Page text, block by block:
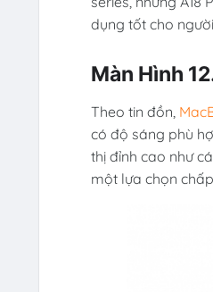
dụng tốt cho
Màn Hình
Theo tin đồn,
có độ sáng phù
thị đỉnh cao như
một lựa chọn